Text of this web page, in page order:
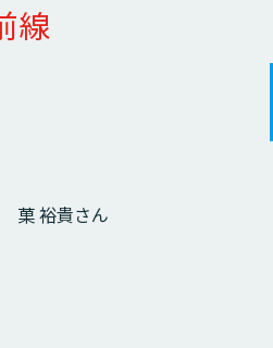
線
菓 裕貴さん